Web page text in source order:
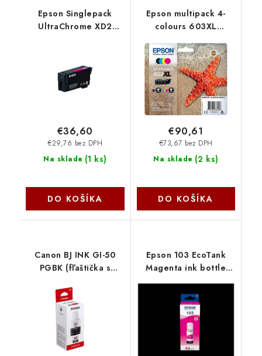
Epson Singlepack
UltraChrome XD2
Na sklade (1 ks)
€29,76 bez DPH
€36,60
DO KOŠÍKA
Epson multipack 4-
colours 603XL
Na sklade (2 ks)
€73,67 bez DPH
€90,61
DO KOŠÍKA
Canon BJ INK GI-50
PGBK (fľaštička s
3386C001
Epson 103 EcoTank
Magenta ink bottle
C13T00S34A